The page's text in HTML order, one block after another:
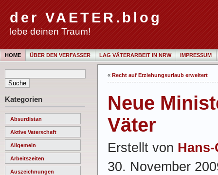
der VAETER.blog
lebe deinen Traum!
HOME ÜBER DEN VERFASSER LAG VÄTERARBEIT IN NRW IMPRESSUM
Kategorien
Absurdistan
Aktive Vaterschaft
Allgemein
Arbeitszeiten
Auszeichnungen
« Recht auf Erziehungsurlaub erweitert
Neue
Väter
Erstellt von
30. November